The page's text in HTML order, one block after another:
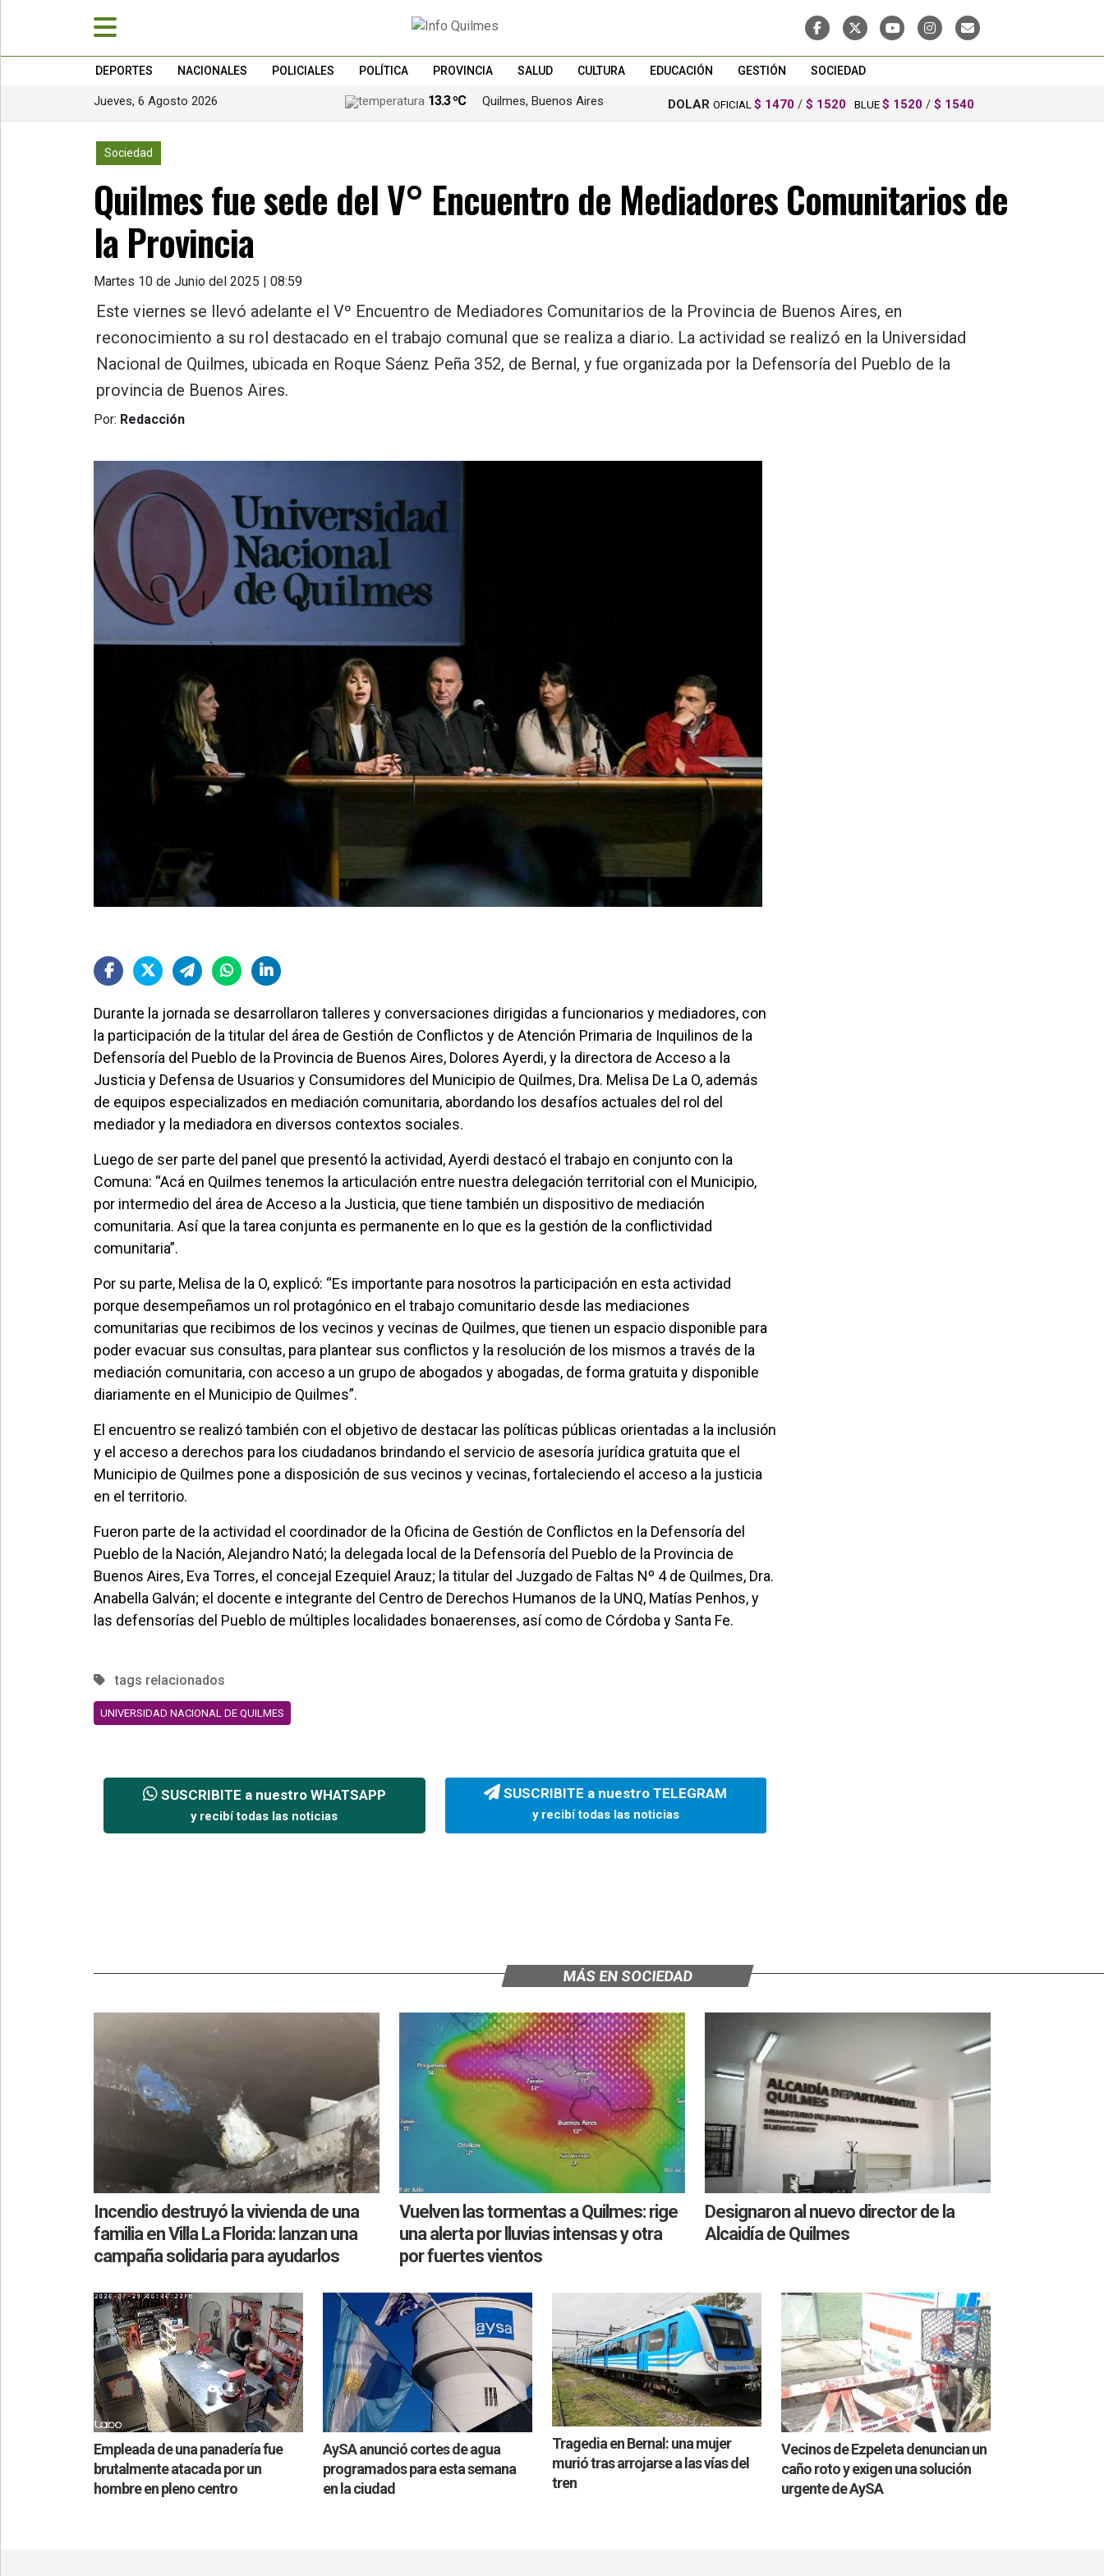
DEPORTES NACIONALES POLICIALES POLÍTICA PROVINCIA SALUD CULTURA EDUCACIÓN GESTIÓN SOCIEDAD
Jueves, 6 Agosto 2026 13.3 ºC Quilmes, Buenos Aires DOLAR OFICIAL $ 1470 / $ 1520 BLUE $ 1520 / $ 1540
Sociedad
Quilmes fue sede del V° Encuentro de Mediadores Comunitarios de
la Provincia
Martes 10 de Junio del 2025 | 08:59
Este viernes se llevó adelante el Vº Encuentro de Mediadores Comunitarios de la Provincia de Buenos Aires, en
reconocimiento a su rol destacado en el trabajo comunal que se realiza a diario. La actividad se realizó en la Universidad
Nacional de Quilmes, ubicada en Roque Sáenz Peña 352, de Bernal, y fue organizada por la Defensoría del Pueblo de la
provincia de Buenos Aires.
Por: Redacción
Durante la jornada se desarrollaron talleres y conversaciones dirigidas a funcionarios y mediadores, con
la participación de la titular del área de Gestión de Conflictos y de Atención Primaria de Inquilinos de la
Defensoría del Pueblo de la Provincia de Buenos Aires, Dolores Ayerdi, y la directora de Acceso a la
Justicia y Defensa de Usuarios y Consumidores del Municipio de Quilmes, Dra. Melisa De La O, además
de equipos especializados en mediación comunitaria, abordando los desafíos actuales del rol del
mediador y la mediadora en diversos contextos sociales.
Luego de ser parte del panel que presentó la actividad, Ayerdi destacó el trabajo en conjunto con la
Comuna: “Acá en Quilmes tenemos la articulación entre nuestra delegación territorial con el Municipio,
por intermedio del área de Acceso a la Justicia, que tiene también un dispositivo de mediación
comunitaria. Así que la tarea conjunta es permanente en lo que es la gestión de la conflictividad
comunitaria”.
Por su parte, Melisa de la O, explicó: “Es importante para nosotros la participación en esta actividad
porque desempeñamos un rol protagónico en el trabajo comunitario desde las mediaciones
comunitarias que recibimos de los vecinos y vecinas de Quilmes, que tienen un espacio disponible para
poder evacuar sus consultas, para plantear sus conflictos y la resolución de los mismos a través de la
mediación comunitaria, con acceso a un grupo de abogados y abogadas, de forma gratuita y disponible
diariamente en el Municipio de Quilmes”.
El encuentro se realizó también con el objetivo de destacar las políticas públicas orientadas a la inclusión
y el acceso a derechos para los ciudadanos brindando el servicio de asesoría jurídica gratuita que el
Municipio de Quilmes pone a disposición de sus vecinos y vecinas, fortaleciendo el acceso a la justicia
en el territorio.
Fueron parte de la actividad el coordinador de la Oficina de Gestión de Conflictos en la Defensoría del
Pueblo de la Nación, Alejandro Nató; la delegada local de la Defensoría del Pueblo de la Provincia de
Buenos Aires, Eva Torres, el concejal Ezequiel Arauz; la titular del Juzgado de Faltas Nº 4 de Quilmes, Dra.
Anabella Galván; el docente e integrante del Centro de Derechos Humanos de la UNQ, Matías Penhos, y
las defensorías del Pueblo de múltiples localidades bonaerenses, así como de Córdoba y Santa Fe.
tags relacionados
UNIVERSIDAD NACIONAL DE QUILMES
SUSCRIBITE a nuestro WHATSAPP
y recibí todas las noticias
SUSCRIBITE a nuestro TELEGRAM
y recibí todas las noticias
MÁS EN SOCIEDAD
Incendio destruyó la vivienda de una
familia en Villa La Florida: lanzan una
campaña solidaria para ayudarlos
Vuelven las tormentas a Quilmes: rige
una alerta por lluvias intensas y otra
por fuertes vientos
Designaron al nuevo director de la
Alcaidía de Quilmes
Empleada de una panadería fue
brutalmente atacada por un
hombre en pleno centro
AySA anunció cortes de agua
programados para esta semana
en la ciudad
Tragedia en Bernal: una mujer
murió tras arrojarse a las vías del
tren
Vecinos de Ezpeleta denuncian un
caño roto y exigen una solución
urgente de AySA